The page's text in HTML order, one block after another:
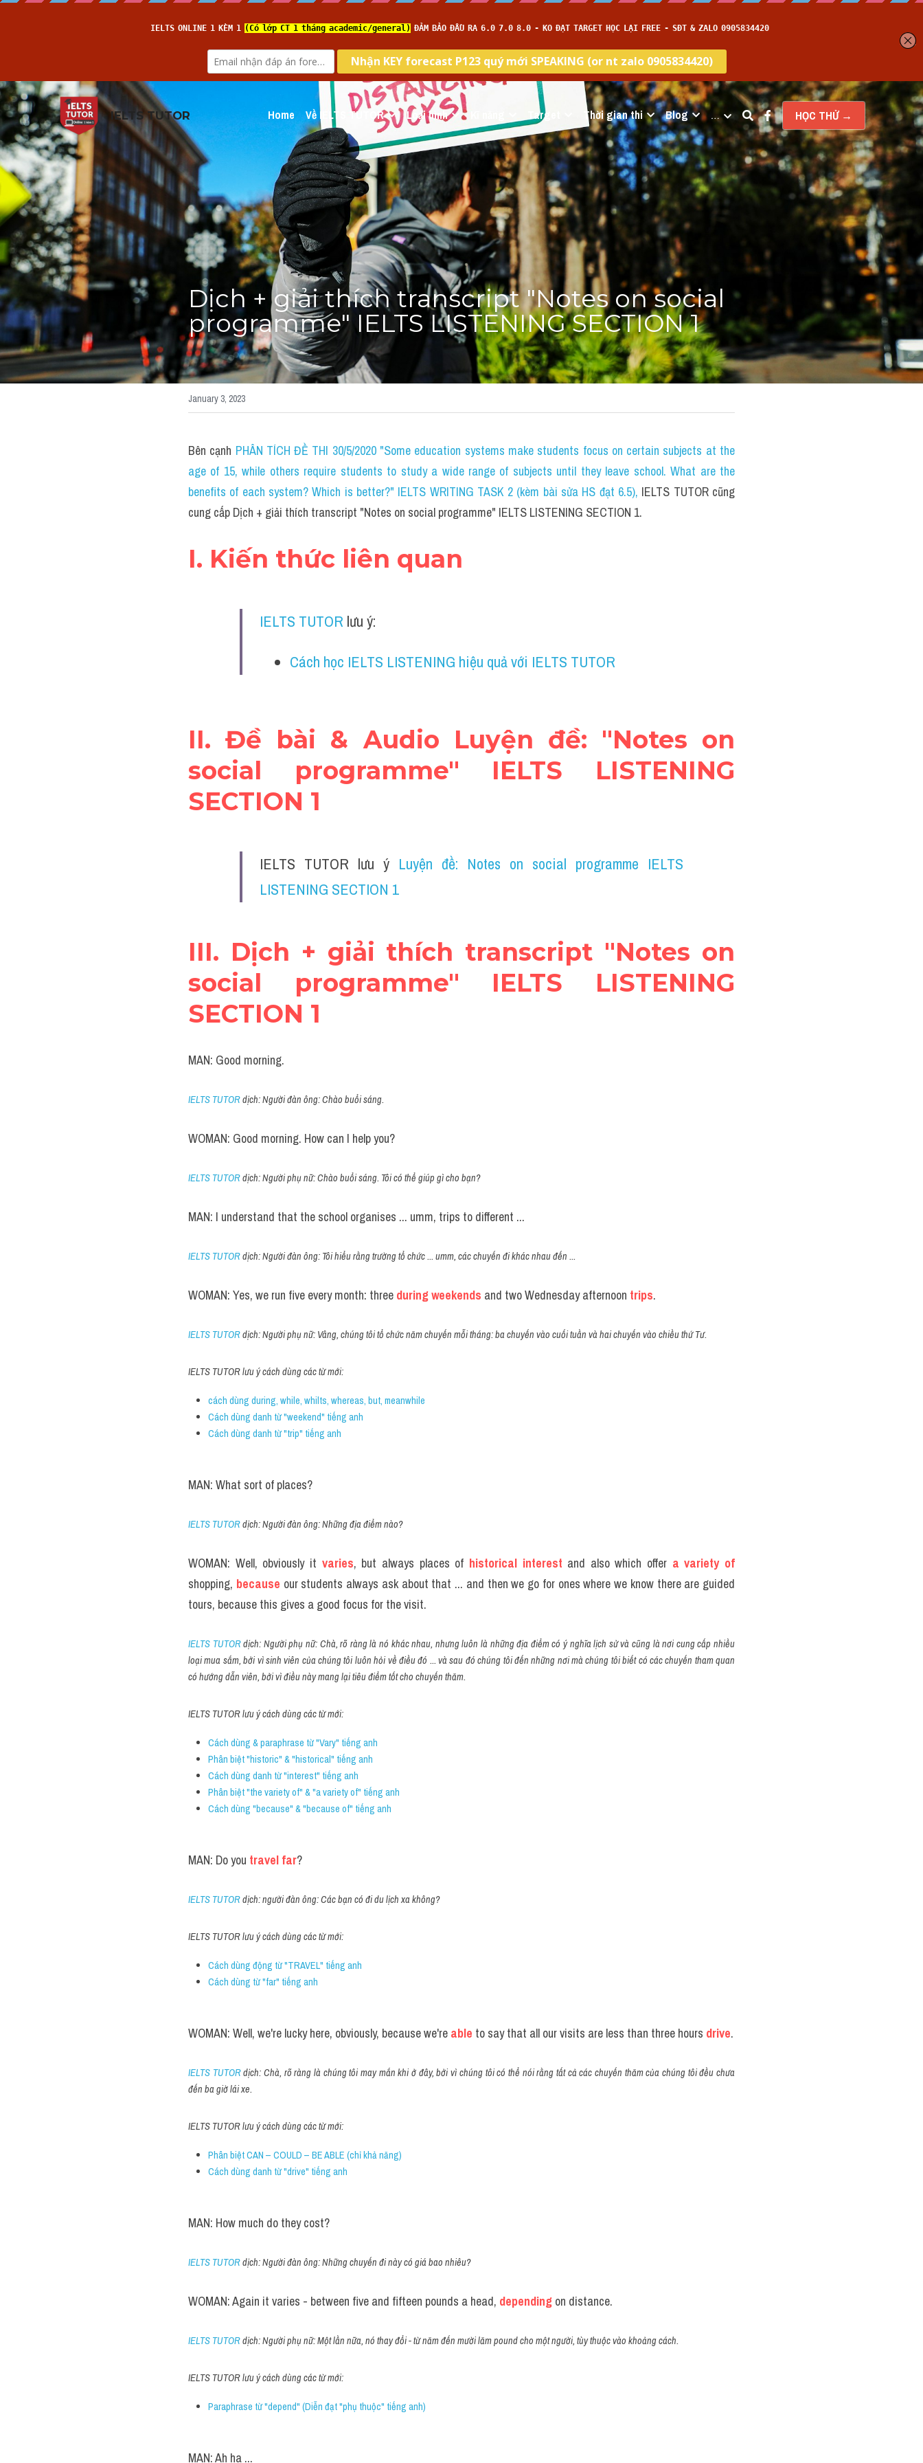
IELTS TUTOR Home Về IELTS TUTOR Loại hình Target Thời gian thi Blog … HỌC THỬ →
Dịch + giải thích transcript "Notes on social
programme" IELTS LISTENING SECTION 1
January 3, 2023
Bên cạnh PHÂN TÍCH ĐỀ THI 30/5/2020 "Some education systems make students focus on certain subjects at the
age of 15, while others require students to study a wide range of subjects until they leave school. What are the
benefits of each system? Which is better?" IELTS WRITING TASK 2 (kèm bài sửa HS đạt 6.5), IELTS TUTOR cũng
cung cấp Dịch + giải thích transcript "Notes on social programme" IELTS LISTENING SECTION 1.
I. Kiến thức liên quan
IELTS TUTOR lưu ý:
Cách học IELTS LISTENING hiệu quả với IELTS TUTOR
II. Đề bài & Audio Luyện đề: "Notes on
social programme" IELTS LISTENING
SECTION 1
IELTS TUTOR lưu ý Luyện đề: Notes on social programme IELTS
LISTENING SECTION 1
III. Dịch + giải thích transcript "Notes on
social programme" IELTS LISTENING
SECTION 1
MAN: Good morning.
IELTS TUTOR dịch: Người đàn ông: Chào buổi sáng.
WOMAN: Good morning. How can I help you?
IELTS TUTOR dịch: Người phụ nữ: Chào buổi sáng. Tôi có thể giúp gì cho bạn?
MAN: I understand that the school organises ... umm, trips to different ...
IELTS TUTOR dịch: Người đàn ông: Tôi hiểu rằng trường tổ chức ... umm, các chuyến đi khác nhau đến ...
WOMAN: Yes, we run five every month: three during weekends and two Wednesday afternoon trips.
IELTS TUTOR dịch: Người phụ nữ: Vâng, chúng tôi tổ chức năm chuyến mỗi tháng: ba chuyến vào cuối tuần và hai chuyến vào chiều thứ Tư.
IELTS TUTOR lưu ý cách dùng các từ mới:
cách dùng during, while, whilts, whereas, but, meanwhile
Cách dùng danh từ "weekend" tiếng anh
Cách dùng danh từ "trip" tiếng anh
MAN: What sort of places?
IELTS TUTOR dịch: Người đàn ông: Những địa điểm nào?
WOMAN: Well, obviously it varies, but always places of historical interest and also which offer a variety of
shopping, because our students always ask about that ... and then we go for ones where we know there are guided
tours, because this gives a good focus for the visit.
IELTS TUTOR dịch: Người phụ nữ: Chà, rõ ràng là nó khác nhau, nhưng luôn là những địa điểm có ý nghĩa lịch sử và cũng là nơi cung cấp nhiều
loại mua sắm, bởi vì sinh viên của chúng tôi luôn hỏi về điều đó ... và sau đó chúng tôi đến những nơi mà chúng tôi biết có các chuyến tham quan
có hướng dẫn viên, bởi vì điều này mang lại tiêu điểm tốt cho chuyến thăm.
IELTS TUTOR lưu ý cách dùng các từ mới:
Cách dùng & paraphrase từ "Vary" tiếng anh
Phân biệt "historic" & "historical" tiếng anh
Cách dùng danh từ "interest" tiếng anh
Phân biệt "the variety of" & "a variety of" tiếng anh
Cách dùng "because" & "because of" tiếng anh
MAN: Do you travel far?
IELTS TUTOR dịch: người đàn ông: Các bạn có đi du lịch xa không?
IELTS TUTOR lưu ý cách dùng các từ mới:
Cách dùng động từ "TRAVEL" tiếng anh
Cách dùng từ "far" tiếng anh
WOMAN: Well, we're lucky here, obviously, because we're able to say that all our visits are less than three hours drive.
IELTS TUTOR dịch: Chà, rõ ràng là chúng tôi may mắn khi ở đây, bởi vì chúng tôi có thể nói rằng tất cả các chuyến thăm của chúng tôi đều chưa
đến ba giờ lái xe.
IELTS TUTOR lưu ý cách dùng các từ mới:
Phân biệt CAN – COULD – BE ABLE (chỉ khả năng)
Cách dùng danh từ "drive" tiếng anh
MAN: How much do they cost?
IELTS TUTOR dịch: Người đàn ông: Những chuyến đi này có giá bao nhiêu?
WOMAN: Again it varies - between five and fifteen pounds a head, depending on distance.
IELTS TUTOR dịch: Người phụ nữ: Một lần nữa, nó thay đổi - từ năm đến mười lăm pound cho một người, tùy thuộc vào khoảng cách.
IELTS TUTOR lưu ý cách dùng các từ mới:
Paraphrase từ "depend" (Diễn đạt "phụ thuộc" tiếng anh)
MAN: Ah ha ...